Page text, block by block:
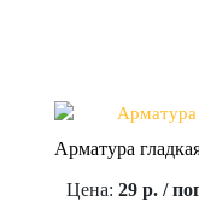
Арматура
Цена: 29 р. /